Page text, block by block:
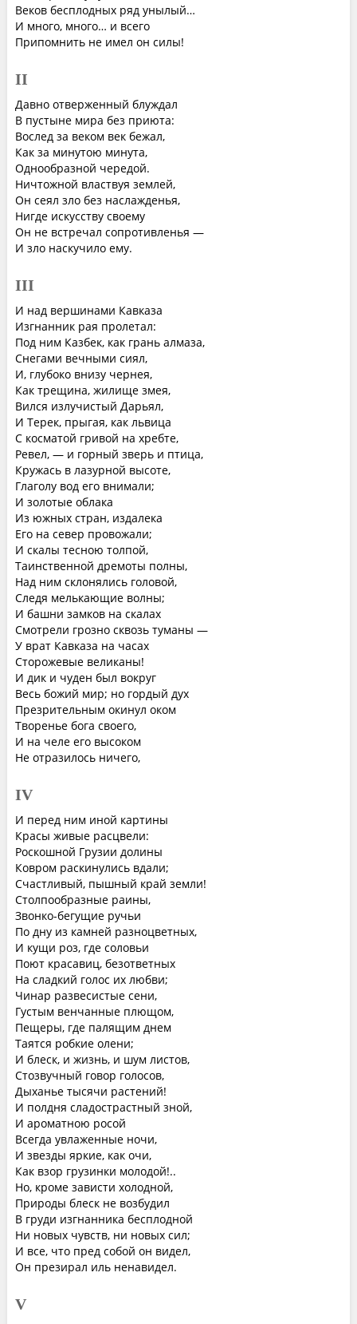
Веков бесплодных ряд унылый…
И много, много… и всего
Припомнить не имел он силы!
II
Давно отверженный блуждал
В пустыне мира без приюта:
Вослед за веком век бежал,
Как за минутою минута,
Однообразной чередой.
Ничтожной властвуя землей,
Он сеял зло без наслажденья,
Нигде искусству своему
Он не встречал сопротивленья —
И зло наскучило ему.
III
И над вершинами Кавказа
Изгнанник рая пролетал:
Под ним Казбек, как грань алмаза,
Снегами вечными сиял,
И, глубоко внизу чернея,
Как трещина, жилище змея,
Вился излучистый Дарьял,
И Терек, прыгая, как львица
С косматой гривой на хребте,
Ревел, — и горный зверь и птица,
Кружась в лазурной высоте,
Глаголу вод его внимали;
И золотые облака
Из южных стран, издалека
Его на север провожали;
И скалы тесною толпой,
Таинственной дремоты полны,
Над ним склонялись головой,
Следя мелькающие волны;
И башни замков на скалах
Смотрели грозно сквозь туманы —
У врат Кавказа на часах
Сторожевые великаны!
И дик и чуден был вокруг
Весь божий мир; но гордый дух
Презрительным окинул оком
Творенье бога своего,
И на челе его высоком
Не отразилось ничего,
IV
И перед ним иной картины
Красы живые расцвели:
Роскошной Грузии долины
Ковром раскинулись вдали;
Счастливый, пышный край земли!
Столпообразные раины,
Звонко-бегущие ручьи
По дну из камней разноцветных,
И кущи роз, где соловьи
Поют красавиц, безответных
На сладкий голос их любви;
Чинар развесистые сени,
Густым венчанные плющом,
Пещеры, где палящим днем
Таятся робкие олени;
И блеск, и жизнь, и шум листов,
Стозвучный говор голосов,
Дыханье тысячи растений!
И полдня сладострастный зной,
И ароматною росой
Всегда увлаженные ночи,
И звезды яркие, как очи,
Как взор грузинки молодой!..
Но, кроме зависти холодной,
Природы блеск не возбудил
В груди изгнанника бесплодной
Ни новых чувств, ни новых сил;
И все, что пред собой он видел,
Он презирал иль ненавидел.
V